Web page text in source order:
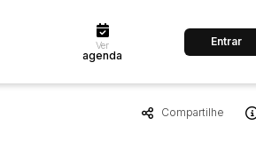
Cidade
Ver
agenda
Entrar
Compartilhe